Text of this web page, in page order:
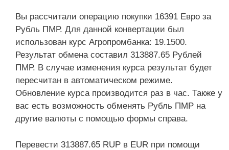
Вы рассчитали операцию покупки 16391 Евро за
Рубль ПМР. Для данной конвертации был
использован курс Агропромбанка: 19.1500.
Результат обмена составил 313887.65 Рублей
ПМР. В случае изменения курса результат будет
пересчитан в автоматическом режиме.
Обновление курса производится раз в час. Также у
вас есть возможность обменять Рубль ПМР на
другие валюты с помощью формы справа.
Перевести 313887.65 RUP в EUR при помощи